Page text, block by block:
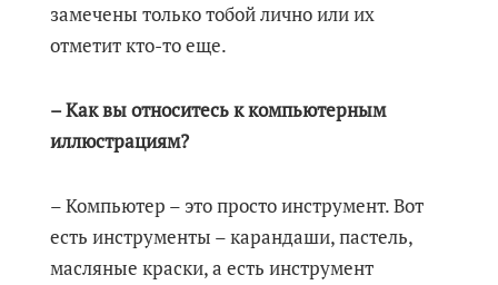
замечены только тобой лично или их
отметит кто-то еще.
– Как вы относитесь к компьютерным
иллюстрациям?
– Компьютер – это просто инструмент. Вот
есть инструменты – карандаши, пастель,
масляные краски, а есть инструмент